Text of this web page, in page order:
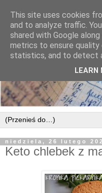
niedziela, 26 lutego
Keto chlebek z
This site uses cookies
and to analyze traffic.
shared with Google
metrics to ensure quality
statistics, and to detect
LEARN